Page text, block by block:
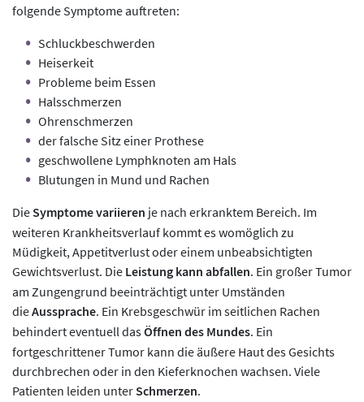
folgende Symptome auftreten:
Schluckbeschwerden
Heiserkeit
Probleme beim Essen
Halsschmerzen
Ohrenschmerzen
der falsche Sitz einer Prothese
geschwollene Lymphknoten am Hals
Blutungen in Mund und Rachen
DieSymptome variieren je nach erkranktem Bereich. Im
weiteren Krankheitsverlauf kommt es womöglich zu
Müdigkeit, Appetitverlust oder einem unbeabsichtigten
Gewichtsverlust. Die Leistung kann abfallen. Ein großer Tumor
am Zungengrund beeinträchtigt unter Umständen
dieAussprache. Ein Krebsgeschwür im seitlichen Rachen
behindert eventuell dasÖffnen des Mundes. Ein
fortgeschrittener Tumor kann die äußere Haut des Gesichts
durchbrechen oder in den Kieferknochen wachsen. Viele
Patienten leiden unterSchmerzen.